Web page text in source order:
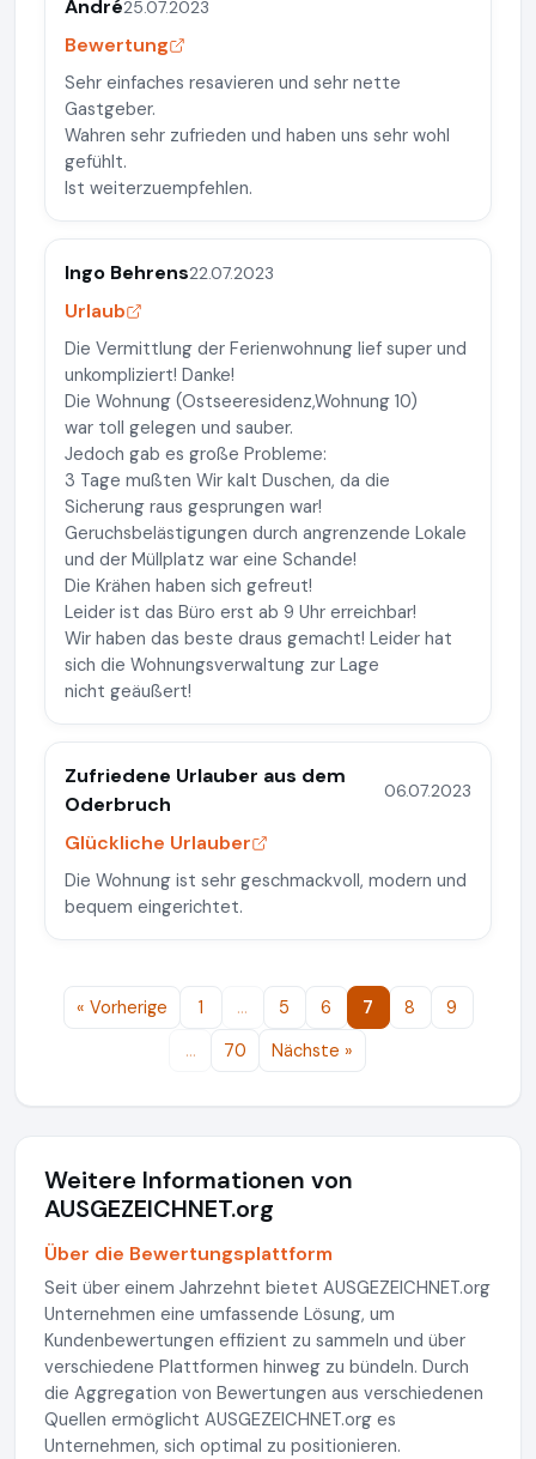
André25.07.2023
Bewertung
Sehr einfaches resavieren und sehr nette
Gastgeber.
Wahren sehr zufrieden und haben uns sehr wohl
gefühlt.
Ist weiterzuempfehlen.
Ingo Behrens22.07.2023
Urlaub
Die Vermittlung der Ferienwohnung lief super und
unkompliziert! Danke!
Die Wohnung (Ostseeresidenz,Wohnung 10)
war toll gelegen und sauber.
Jedoch gab es große Probleme:
3 Tage mußten Wir kalt Duschen, da die
Sicherung raus gesprungen war!
Geruchsbelästigungen durch angrenzende Lokale
und der Müllplatz war eine Schande!
Die Krähen haben sich gefreut!
Leider ist das Büro erst ab 9 Uhr erreichbar!
Wir haben das beste draus gemacht! Leider hat
sich die Wohnungsverwaltung zur Lage
nicht geäußert!
Zufriedene Urlauber aus dem
Oderbruch
06.07.2023
Glückliche Urlauber
Die Wohnung ist sehr geschmackvoll, modern und
bequem eingerichtet.
« Vorherige 1 … 5 6 7 8
9
…
70 Nächste »
Weitere Informationen von
AUSGEZEICHNET.org
Über die Bewertungsplattform
Seit über einem Jahrzehnt bietet AUSGEZEICHNET.org
Unternehmen eine umfassende Lösung, um
Kundenbewertungen effizient zu sammeln und über
verschiedene Plattformen hinweg zu bündeln. Durch
die Aggregation von Bewertungen aus verschiedenen
Quellen ermöglicht AUSGEZEICHNET.org es
Unternehmen, sich optimal zu positionieren.